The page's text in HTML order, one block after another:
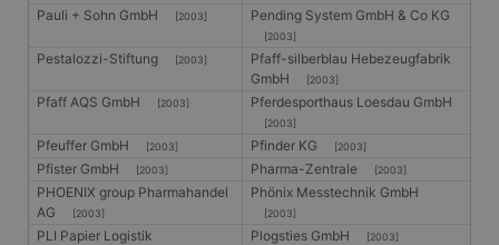
Pauli + Sohn GmbH [2003] Pending System GmbH & Co KG
[2003]
Pestalozzi-Stiftung [2003]
Pfaff-silberblau Hebezeugfabrik
GmbH
[2003]
Pfaff AQS GmbH [2003] Pferdesporthaus Loesdau GmbH
[2003]
Pfeuffer GmbH [2003] Pfinder KG [2003]
Pfister GmbH [2003] Pharma-Zentrale [2003]
PHOENIX group Pharmahandel
AG
[2003]
Phönix Messtechnik GmbH
[2003]
PLI Papier Logistik
Plogsties GmbH [2003]
festgelegt werden.
die
verschiedene
zu ermöglichen.
www.clarity.ms
normalerweise von